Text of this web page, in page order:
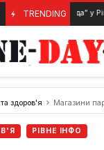
TRENDING
“Рокада” у Рівному
здоров'я Магазини парфумів Рівне. Де
РІВНЕ ІНФО